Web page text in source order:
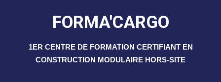
FORMA'CARGO
1ER CENTRE DE FORMATION CERTIFIANT EN
CONSTRUCTION MODULAIRE HORS-SITE